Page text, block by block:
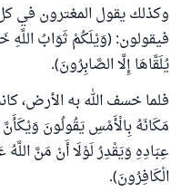
وكذلك يقول المغترون في كل
فيقولون: (وَيْلَكُمْ ثَوَابُ
يُلَقَّاهَا إِلَّا الصَّابِرُونَ).
فلما خسف الله به الأرض،
مَكَانَهُ بِالْأَمْسِ يَقُولُونَ
عِبَادِهِ وَيَقْدِرُ لَوْلَا أَنْ مَنَّ
الْكَافِرُونَ).